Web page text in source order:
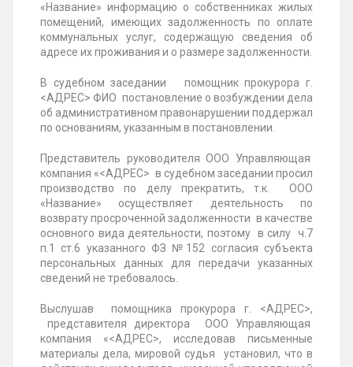
«Название» информацию о собственниках жилых
помещений, имеющих задолженность по оплате
коммунальных услуг, содержащую сведения об
адресе их проживания и о размере задолженности.
В судебном заседании помощник прокурора г.
<АДРЕС> ФИО постановление о возбуждении дела
об административном правонарушении поддержал
по основаниям, указанным в постановлении.
Представитель руководителя ООО Управляющая
компания «<АДРЕС> в судебном заседании просил
производство по делу прекратить, т.к. ООО
«Название» осуществляет деятельность по
возврату просроченной задолженности в качестве
основного вида деятельности, поэтому в силу ч.7
п.1 ст.6 указанного ФЗ №152 согласия субъекта
персональных данных для передачи указанных
сведений не требовалось.
Выслушав помощника прокурора г. <АДРЕС>,
представителя директора ООО Управляющая
компания «<АДРЕС>, исследовав письменные
материалы дела, мировой судья установил, что в